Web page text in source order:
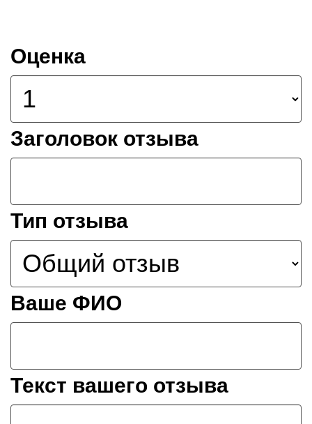
Оценка
Заголовок отзыва
Тип отзыва
Ваше ФИО
Текст вашего отзыва